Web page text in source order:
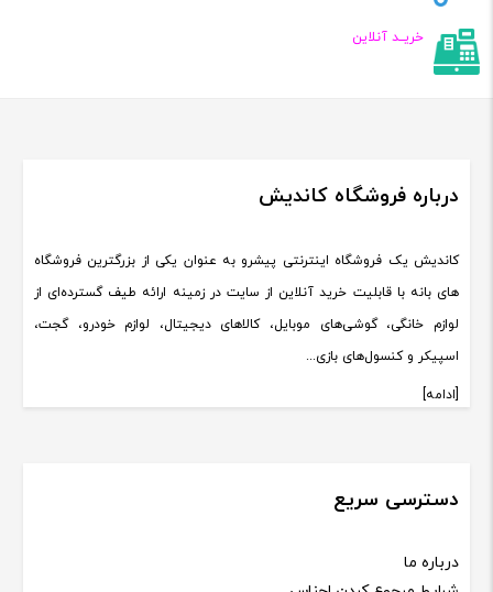
خریــد آنلاین
درباره فروشگاه کاندیش
کاندیش یک فروشگاه اینترنتی پیشرو به عنوان یکی از بزرگترین فروشگاه
های بانه با قابلیت خرید آنلاین از سایت در زمینه ارائه طیف گسترده‌ای از
لوازم خانگی، گوشی‌های موبایل، کالاهای دیجیتال، لوازم خودرو، گجت،
اسپیکر و کنسول‌های بازی...
[ادامه]
دسترسی سریع
درباره ما